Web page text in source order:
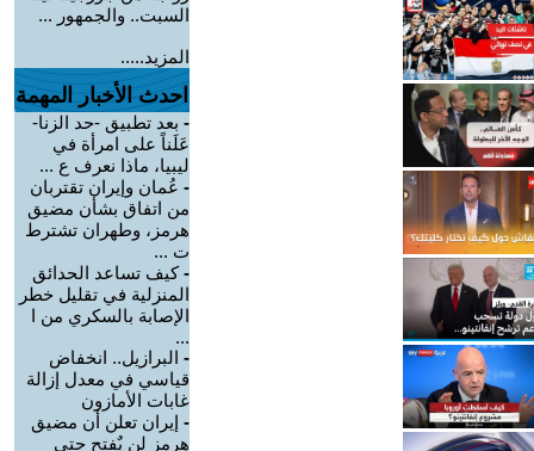
السبت.. والجمهور ...
المزيد.....
احدث الأخبار المهمة
- بعد تطبيق -حد الزنا-
عَلَناً على امرأة في
ليبيا، ماذا نعرف ع ...
- عُمان وإيران تقتربان
من اتفاق بشأن مضيق
هرمز، وطهران تشترط
ت ...
-كيف تساعد الحدائق
المنزلية في تقليل خطر
الإصابة بالسكري من ا
...
- البرازيل.. انخفاض
قياسي في معدل إزالة
غابات الأمازون
- إيران تعلن أن مضيق
هرمز لن يٌفتح حتى